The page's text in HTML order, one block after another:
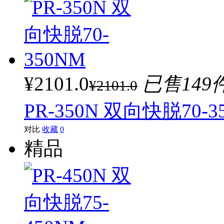
¥2101.0¥2101.0 已售149
PR-350N 双向快脱70-
对比 收藏 0
精品